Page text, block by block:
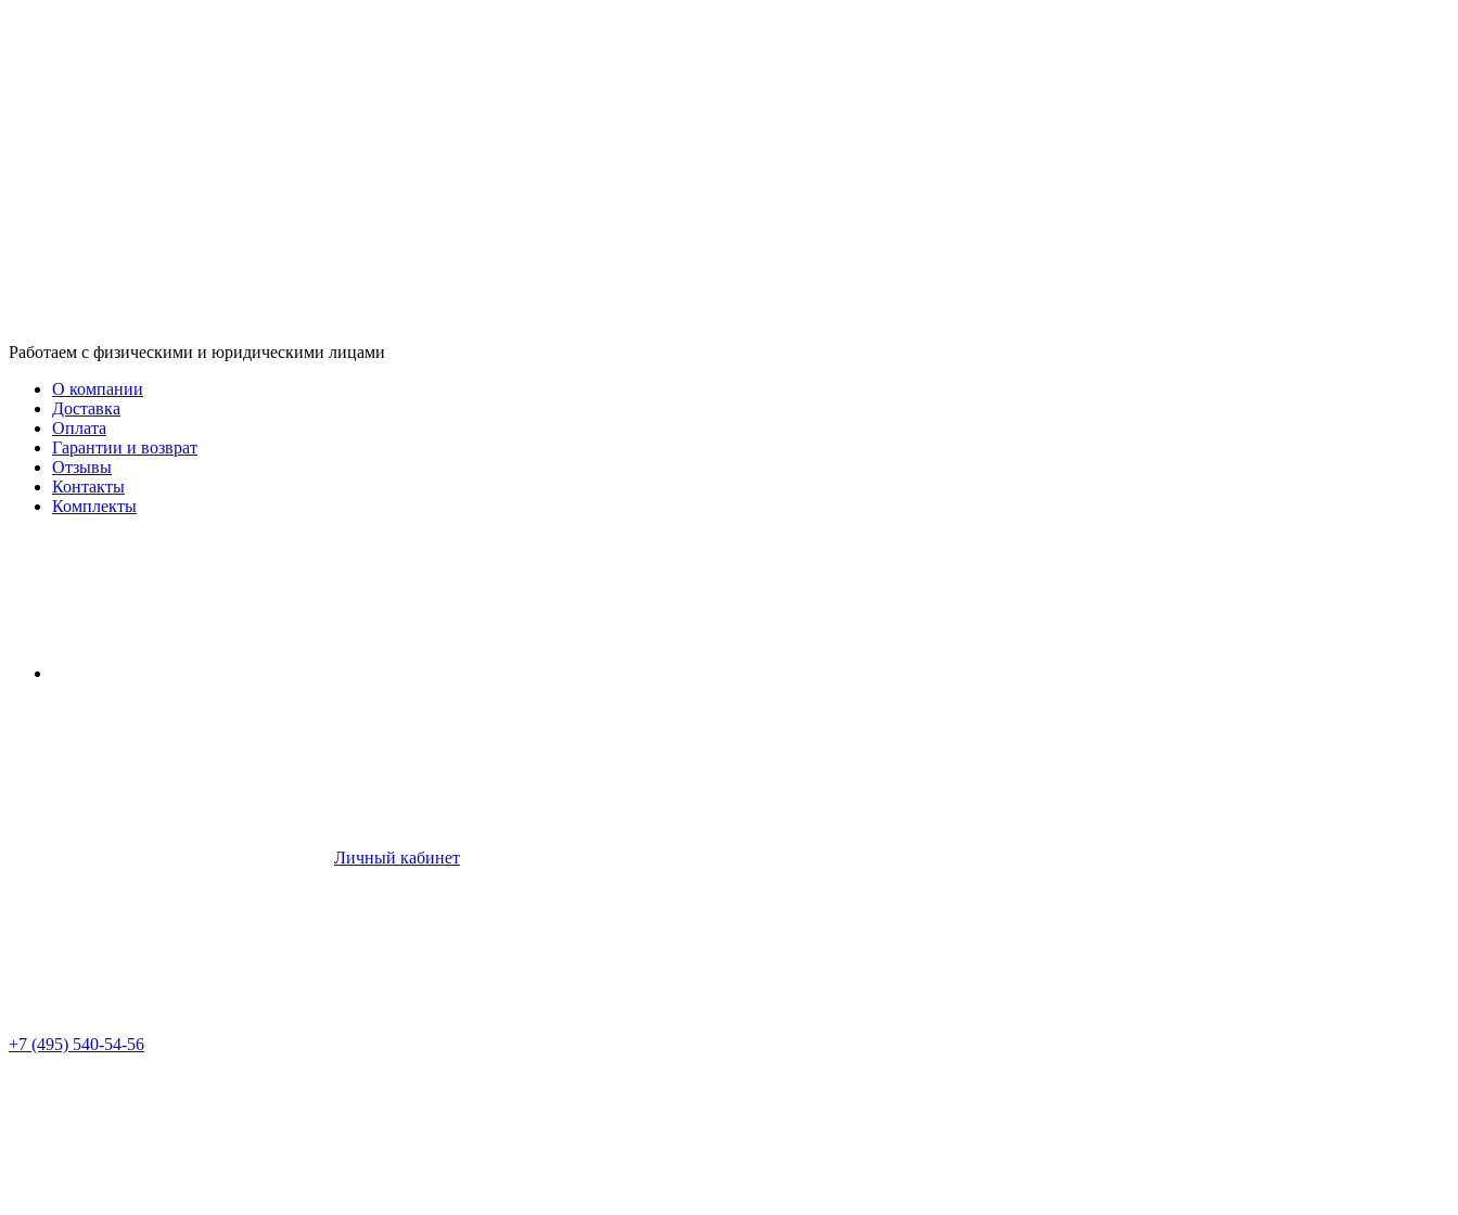
Работаем с физическими и юридическими лицами
О компании
Доставка
Оплата
Гарантии и возврат
Отзывы
Контакты
Комплекты
Личный кабинет
+7 (495) 540-54-56